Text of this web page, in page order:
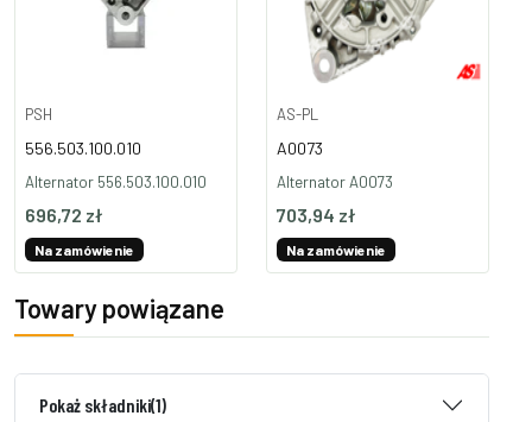
PSH
556.503.100.010
Alternator 556.503.100.010
696,72 zł
Na zamówienie
AS-PL
A0073
Alternator A0073
703,94 zł
Na zamówienie
Towary powiązane
Pokaż składniki(1)